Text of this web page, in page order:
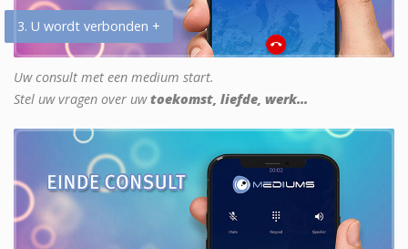
3. U wordt verbonden +
Uw consult met een medium start.
Stel uw vragen over uwtoekomst, liefde, werk...